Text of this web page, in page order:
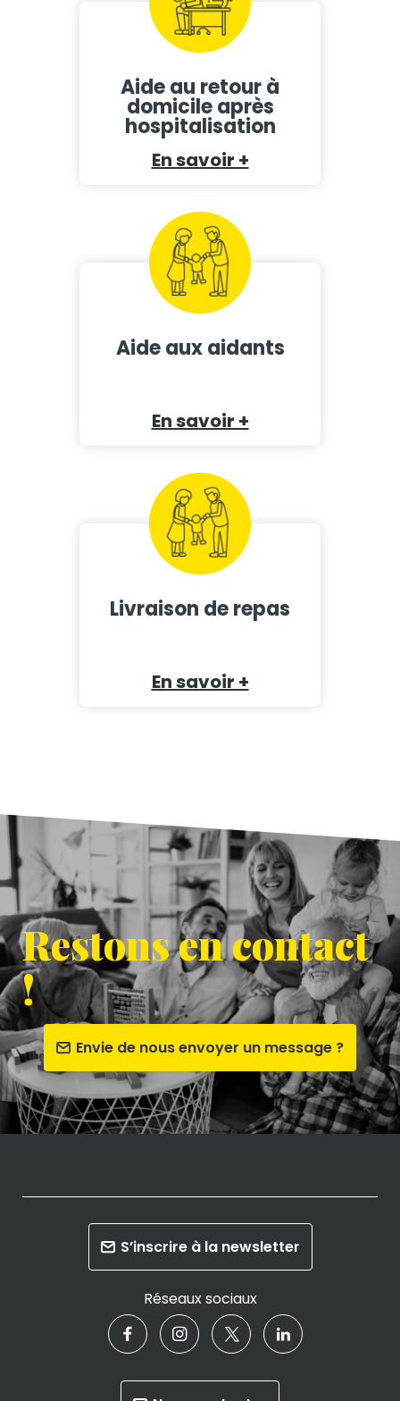
Aide au retour à
domicile après
hospitalisation
En savoir +
Aide aux aidants
En savoir +
Livraison de repas
En savoir +
Restons en contact
!
Envie de nous envoyer un message ?
S’inscrire à la newsletter
Réseaux sociaux